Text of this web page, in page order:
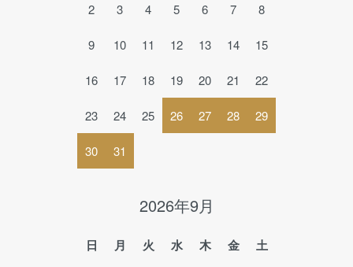
2 3 4 5 6 7 8
9 10 11 12 13 14 15
16 17 18 19 20 21 22
23 24 25 26 27 28 29
30 31
2026年9月
日 月 火 水 木 金 土